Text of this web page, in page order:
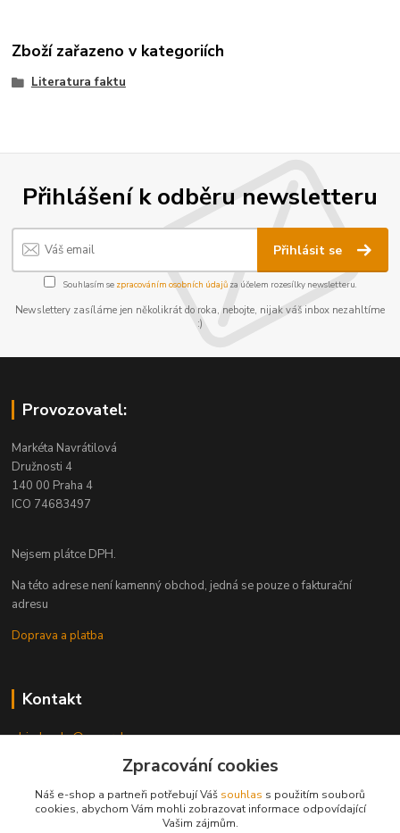
Zboží zařazeno v kategoriích
Literatura faktu
Přihlášení k odběru newsletteru
Přihlásit se
Souhlasím se zpracováním osobních údajůza účelem rozesílky newsletteru.
Newslettery zasíláme jen několikrát do roka, nebojte, nijak váš inbox nezahltíme
:)
Provozovatel:
Markéta Navrátilová
Družnosti 4
140 00 Praha 4
ICO 74683497
Nejsem plátce DPH.
Na této adrese není kamenný obchod, jedná se pouze o fakturační
adresu
Doprava a platba
Kontakt
objednavky@queershop.cz
773 560 726 (všední dny 9-16 hod)Zpracování cookies
Náš e-shop a partneři potřebují Váš souhlas s použitím souborů
cookies, abychom Vám mohli zobrazovat informace odpovídající
Vašim zájmům.